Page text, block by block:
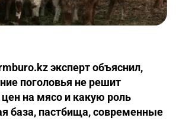
эксперт объяснил,
поголовья не решит
на мясо и какую роль
база, пастбища, современные